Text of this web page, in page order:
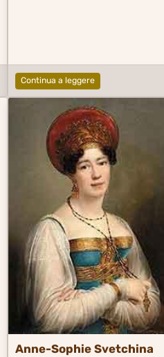
Continua a leggere
Anne-Sophie Svetchina